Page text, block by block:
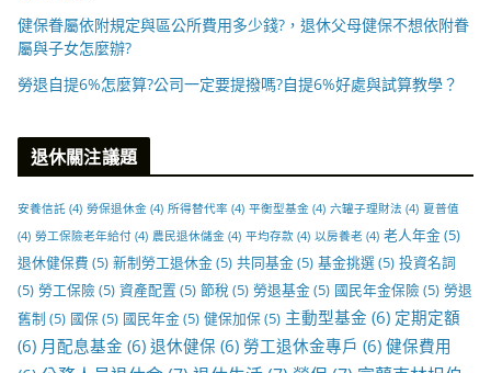
健保眷屬依附規定與區公所費用多少錢?，退休父母健保不想依附眷
屬與子女怎麼辦?
勞退自提6%怎麼算?公司一定要提撥嗎?自提6%好處與試算教學？
退休關注議題
安養信託 (4) 勞保退休金 (4) 所得替代率 (4) 平衡型基金 (4) 六罐子理財法 (4) 夏普值
(4) 勞工保險老年給付 (4) 農民退休儲金 (4) 平均存款 (4) 以房養老 (4) 老人年金(5)
退休健保費 (5) 新制勞工退休金(5) 共同基金(5) 基金挑選 (5) 投資名詞
(5) 勞工保險 (5) 資產配置 (5) 節稅 (5) 勞退基金(5) 國民年金保險 (5) 勞退
舊制 (5) 國保(5) 國民年金(5) 健保加保(5) 主動型基金 (6) 定期定額
(6) 月配息基金 (6) 退休健保 (6) 勞工退休金專戶 (6) 健保費用